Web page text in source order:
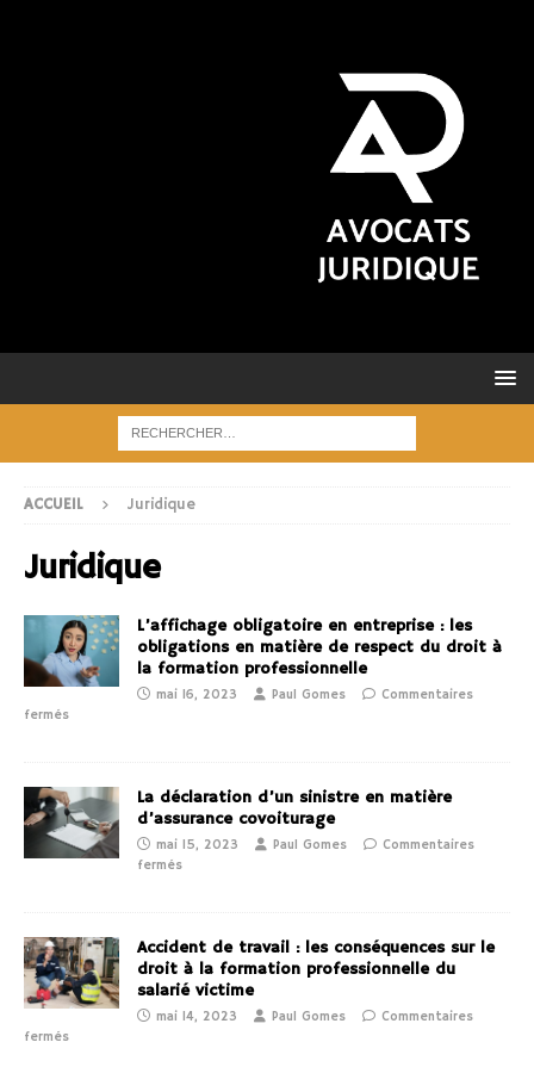
ACCUEIL Juridique
Juridique
L’affichage obligatoire en entreprise : les
obligations en matière de respect du droit à
la formation professionnelle
mai 16, 2023 Paul Gomes
Commentaires
fermés
La déclaration d’un sinistre en matière
d’assurance covoiturage
mai 15, 2023 Paul Gomes
Commentaires
fermés
Accident de travail : les conséquences sur le
droit à la formation professionnelle du
salarié victime
mai 14, 2023 Paul Gomes
Commentaires
fermés